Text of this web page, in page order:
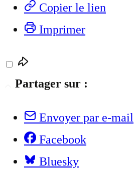
Copier le lien
Imprimer
Partager sur :
Envoyer par e-mail
Facebook
Bluesky